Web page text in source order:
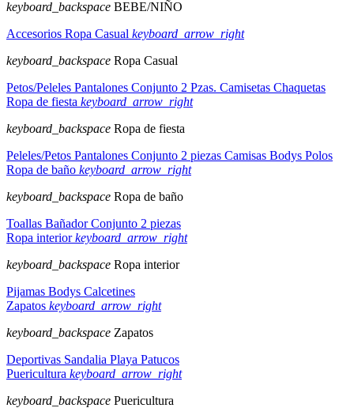
keyboard_backspace BEBE/NIÑO
Accesorios Ropa Casual keyboard_arrow_right
keyboard_backspace Ropa Casual
Petos/Peleles Pantalones Conjunto 2 Pzas. Camisetas Chaquetas
Ropa de fiesta keyboard_arrow_right
keyboard_backspace Ropa de fiesta
Peleles/Petos Pantalones Conjunto 2 piezas Camisas Bodys Polos
Ropa de baño keyboard_arrow_right
keyboard_backspace Ropa de baño
Toallas BañadorConjunto 2 piezas
Ropa interiorkeyboard_arrow_right
keyboard_backspace Ropa interior
Pijamas Bodys Calcetines
Zapatos keyboard_arrow_right
keyboard_backspace Zapatos
Deportivas Sandalia Playa Patucos
Puericultura keyboard_arrow_right
keyboard_backspace Puericultura